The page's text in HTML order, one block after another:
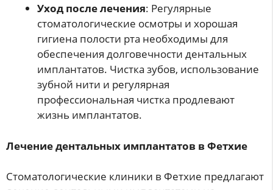
Уход после лечения: Регулярные
стоматологические осмотры и хорошая
гигиена полости рта необходимы для
обеспечения долговечности дентальных
имплантатов. Чистка зубов, использование
зубной нити и регулярная
профессиональная чистка продлевают
жизнь имплантатов.
Лечение дентальных имплантатов в Фетхие
Стоматологические клиники в Фетхие предлагают